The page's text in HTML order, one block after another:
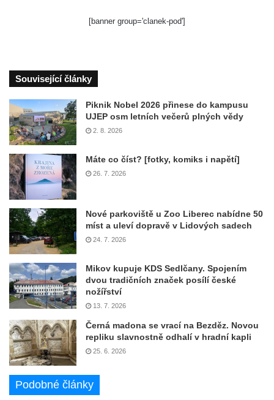
[banner group='clanek-pod']
Související články
Piknik Nobel 2026 přinese do kampusu
UJEP osm letních večerů plných vědy
2. 8. 2026
Máte co číst? [fotky, komiks i napětí]
26. 7. 2026
Nové parkoviště u Zoo Liberec nabídne 50
míst a uleví dopravě v Lidových sadech
24. 7. 2026
Mikov kupuje KDS Sedlčany. Spojením
dvou tradičních značek posílí české
nožířství
13. 7. 2026
Černá madona se vrací na Bezděz. Novou
repliku slavnostně odhalí v hradní kapli
25. 6. 2026
Podobné články